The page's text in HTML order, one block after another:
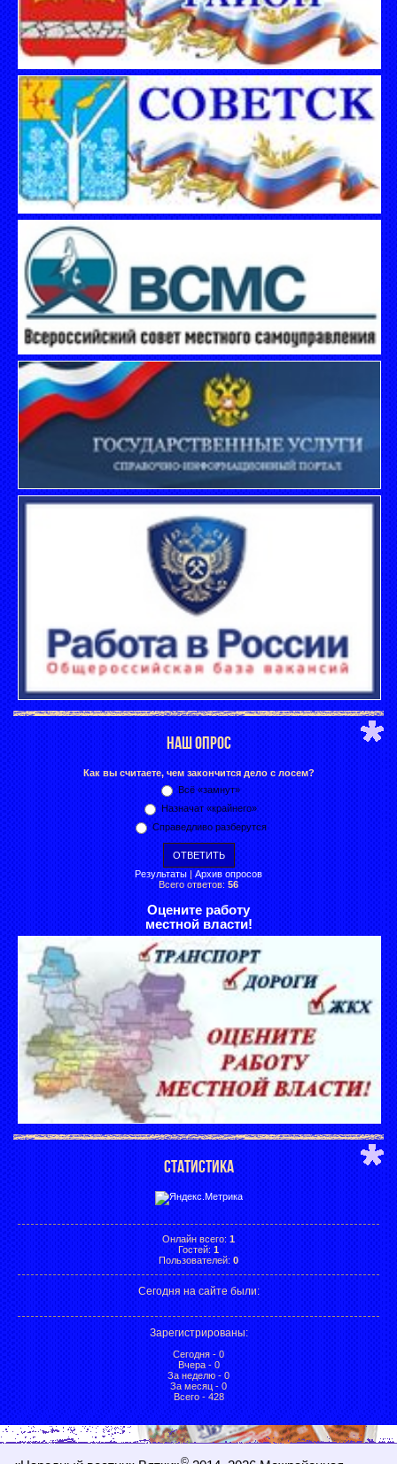
НАШ ОПРОС
Как вы считаете, чем закончится дело с лосем?
Всё «замнут»
Назначат «крайнего»
Справедливо разберутся
Результаты | Архив опросов
Всего ответов: 56
Оцените работу
местной власти!
СТАТИСТИКА
Онлайн всего: 1
Гостей: 1
Пользователей: 0
Сегодня на сайте были:
Зарегистрированы:
Сегодня - 0
Вчера - 0
За неделю - 0
За месяц - 0
Всего - 428
©